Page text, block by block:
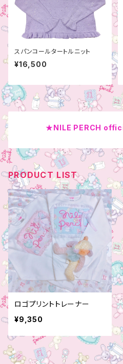
スパンコールタートルニット
¥16,500
★NILE PERCH
PRODUCT LIST
ロゴプリントトレーナー
¥9,350